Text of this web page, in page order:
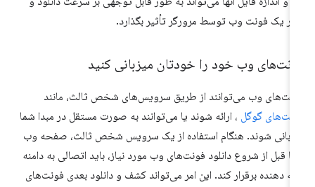
یک فونت وب توسط مرورگر تأثیر بگذارد.
وب خود را خودتان میزبانی کنید
وب می‌توانند از طریق سرویس‌های شخص ثالث، مانند
گوگل، ارائه شوند یا می‌توانند به صورت مستقل در مبدا شما
شوند. هنگام استفاده از یک سرویس شخص ثالث، صفحه وب
قبل از شروع دانلود فونت‌های وب مورد نیاز، باید اتصالی به دامنه
دهنده برقرار کند. این امر می‌تواند کشف و دانلود بعدی فونت‌های